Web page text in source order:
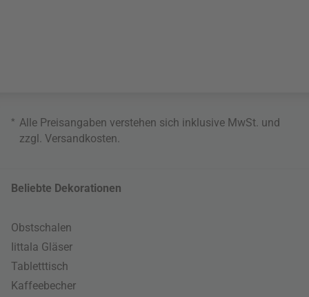
* Alle Preisangaben verstehen sich inklusive MwSt. und
zzgl. Versandkosten
Beliebte Dekorationen
Obstschalen
Iittala Gläser
Tabletttisch
Kaffeebecher